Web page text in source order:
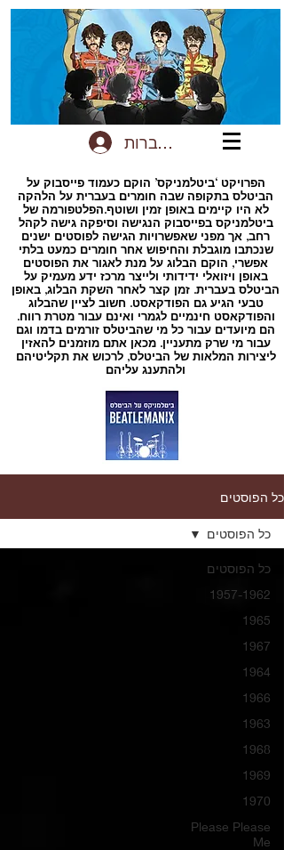
להתחברות
הפרויקט ‘ביטלמניקס’ הוקם כעמוד פייסבוק על
הביטלס בתקופה שבה חומרים בעברית על הלהקה
לא היו קיימים באופן זמין ושוטף.הפלטפורמה של
ביטלמניקס בפייסבוק הנגישה וסיפקה גישה לקהל
רחב, אך מפני שאפשרויות הגישה לפוסטים ישנים
שנכתבו מוגבלת והחיפוש אחר חומרים כמעט בלתי
אפשרי, הוקם הבלוג על מנת לאגור את הפוסטים
באופן ויזואלי ידידותי ולייצר מרכז ידע מעמיק על
הביטלס בעברית. זמן קצר לאחר השקת הבלוג, באופן
טבעי הגיע גם הפודקאסט. חשוב לציין שהבלוג
והפודקאסט חינמיים לגמרי ואינם עבור מטרת רווח.
הם מיועדים עבור כל מי שהביטלס זורמים בדמו וגם
עבור מי שרק מתעניין. מכאן אתם מוזמנים להאזין
ליצירות המלאות של הביטלס, לרכוש את תקליטיהם
ולהתענג עליהם
כל הפוסטים
כל הפוסטים
1957-1962
1965
1967
1964
1966
1963
1968
1969
1970
Please Please
Me
כל הפוסטים